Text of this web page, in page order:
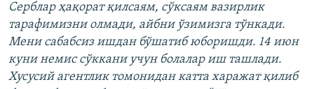
Серблар ҳақорат қилсаям, сўксаям вазирлик
тарафимизни олмади, айбни ўзимизга тўнкади.
Мени сабабсиз ишдан бўшатиб юборишди. 14 июн
куни немис сўккани учун болалар иш ташлади.
Хусусий агентлик томонидан катта харажат қилиб